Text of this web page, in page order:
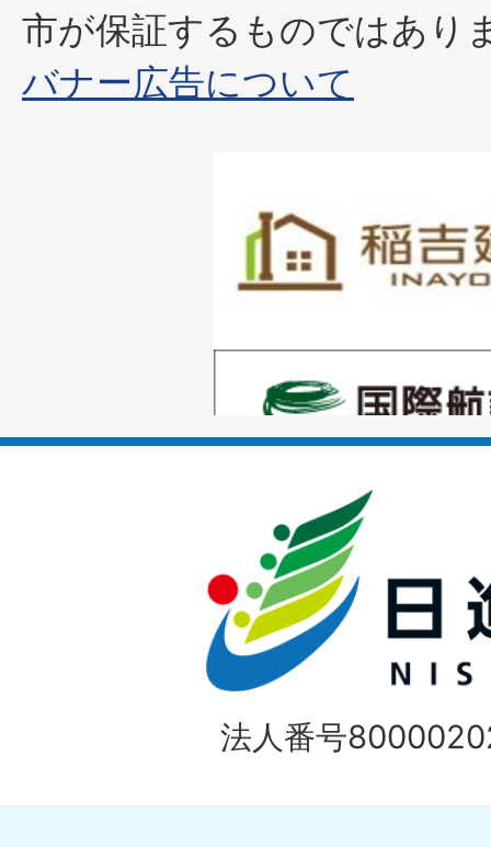
市が保証するものではあり
バナー広告について
枚
目
ラ
枚
ス
ラ
イ
ド
1
枚
目
の
法人番号